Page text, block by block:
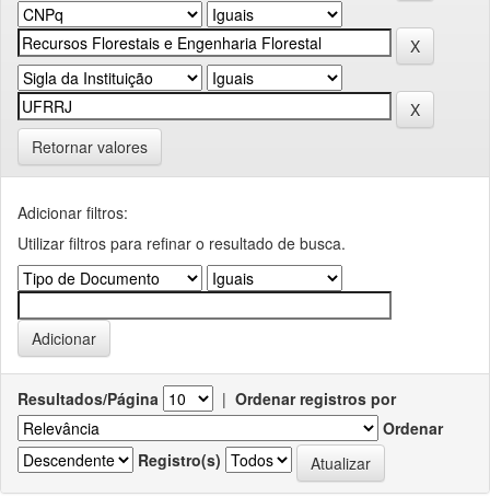
Retornar valores
Adicionar filtros:
Utilizar filtros para refinar o resultado de busca.
Resultados/Página | Ordenar registros por
Ordenar
Registro(s)